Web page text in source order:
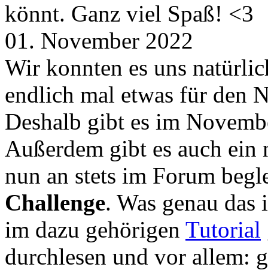
könnt. Ganz viel Spaß! <3
01. November 2022
Wir konnten es uns
endlich mal etwas für den
Deshalb gibt es im
Außerdem gibt es auch ein
nun an stets im Forum
Challenge. Was genau
im dazu gehörigen Tutorial
durchlesen und vor allem: